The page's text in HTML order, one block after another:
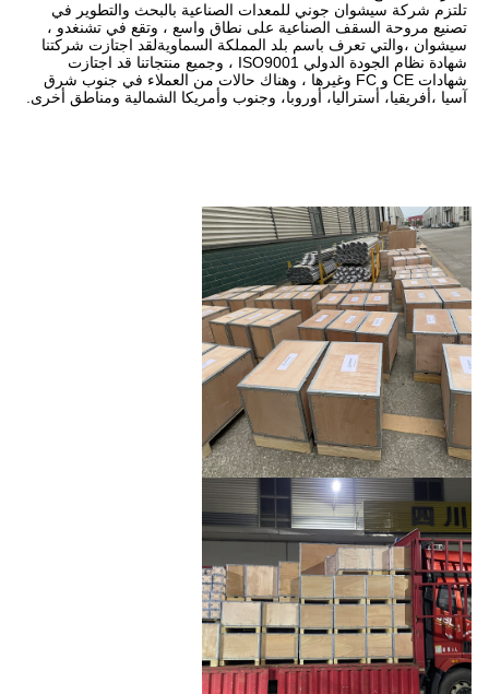
تلتزم شركة سيشوان جوني للمعدات الصناعية بالبحث والتطوير في
تصنيع مروحة السقف الصناعية على نطاق واسع ، وتقع في تشنغدو ،
سيشوان ،والتي تعرف باسم بلد المملكة السماويةلقد اجتازت شركتنا
شهادة نظام الجودة الدولي ISO9001 ، وجميع منتجاتنا قد اجتازت
شهادات CE و FC وغيرها ، وهناك حالات من العملاء في جنوب شرق
أوروبا، وجنوب وأمريكا الشمالية ومناطق أخرى.